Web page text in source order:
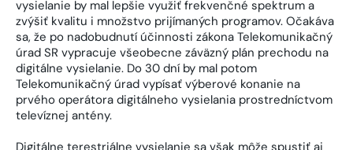
vysielanie by mal lepšie využiť frekvenčné spektrum a
zvýšiť kvalitu i množstvo prijímaných programov. Očakáva
sa, že po nadobudnutí účinnosti zákona Telekomunikačný
úrad SR vypracuje všeobecne záväzný plán prechodu na
digitálne vysielanie. Do 30 dní by mal potom
Telekomunikačný úrad vypísať výberové konanie na
prvého operátora digitálneho vysielania prostredníctvom
televíznej antény.